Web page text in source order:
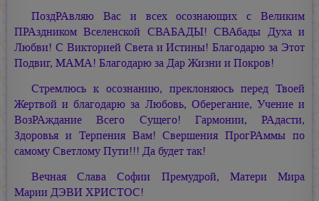
ПоздРАвляю Вас и всех осознающих с Великим
ПРАздником Вселенской СВАБАДЫ! СВАбады Духа и
Любви! С Викторией Света и Истины! Благодарю за Этот
Подвиг, МАМА! Благодарю за Дар Жизни и Покров!
Стремлюсь к осознанию, преклоняюсь перед Твоей
Жертвой и благодарю за Любовь, Оберегание, Учение и
ВозРАждание Всего Сущего! Гармонии, РАдасти,
Здоровья и Терпения Вам! Свершения ПрогРАммы по
самому Светлому Пути!!! Да будет так!
Вечная Слава Софии Премудрой, Матери Мира
Марии ДЭВИ ХРИСТОС!